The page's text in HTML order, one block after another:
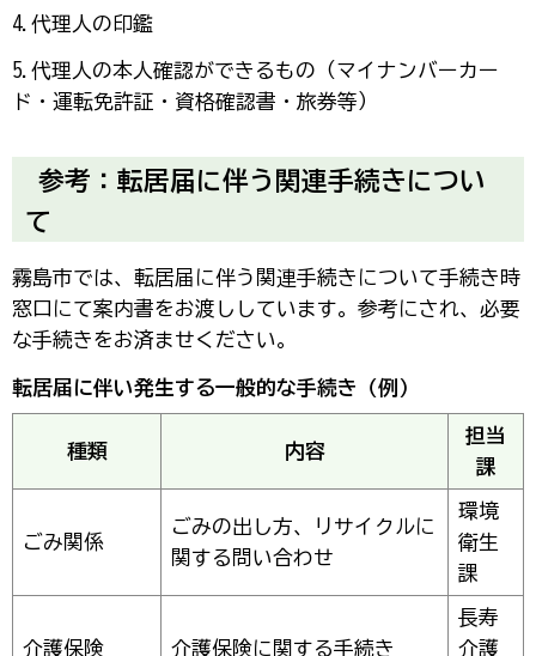
4.代理人の印鑑
5.代理人の本人確認ができるもの（マイナンバーカー
ド・運転免許証・資格確認書・旅券等）
参考：転居届に伴う関連手続きについ
て
霧島市では、転居届に伴う関連手続きについて手続き時
窓口にて案内書をお渡ししています。参考にされ、必要
な手続きをお済ませください。
転居届に伴い発生する一般的な手続き（例）
種類 内容
担当
課
ごみ関係
ごみの出し方、リサイクルに
関する問い合わせ
環境
衛生
課
介護保険 介護保険に関する手続き
長寿
介護